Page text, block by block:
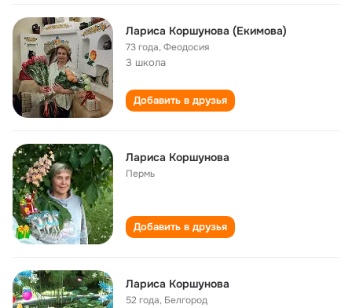
Лариса Коршунова (Екимова)
73 года,Феодосия
3 школа
Добавить в друзья
Лариса Коршунова
Пермь
Добавить в друзья
Лариса Коршунова
52 года, Белгород